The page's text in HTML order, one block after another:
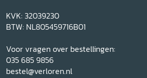
KVK: 32039230
BTW: NL805459716B01
Voor vragen over bestellingen:
035 685 9856
bestel@verloren.nl